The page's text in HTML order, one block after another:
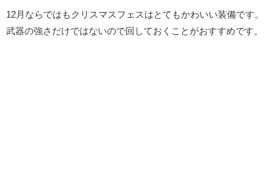
12月ならではもクリスマスフェスはとてもかわいい装備です。
武器の強さだけではないので回しておくことがおすすめです。